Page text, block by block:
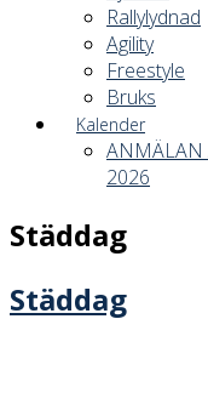
Rallylydnad
Agility
Freestyle
Bruks
Kalender
ANMÄLAN
2026
Städdag
Städdag